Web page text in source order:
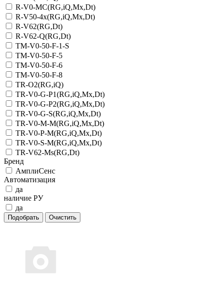
R-V0-MC(RG,iQ,Mx,Dt)
R-V50-4x(RG,iQ,Mx,Dt)
R-V62(RG,Dt)
R-V62-Q(RG,Dt)
TM-V0-50-F-1-S
TM-V0-50-F-5
TM-V0-50-F-6
TM-V0-50-F-8
TR-O2(RG,iQ)
TR-V0-G-P1(RG,iQ,Mx,Dt)
TR-V0-G-P2(RG,iQ,Mx,Dt)
TR-V0-G-S(RG,iQ,Mx,Dt)
TR-V0-M-M(RG,iQ,Mx,Dt)
TR-V0-P-M(RG,iQ,Mx,Dt)
TR-V0-S-M(RG,iQ,Mx,Dt)
TR-V62-Ms(RG,Dt)
Бренд
АмплиСенс
Автоматизация
да
наличие РУ
да